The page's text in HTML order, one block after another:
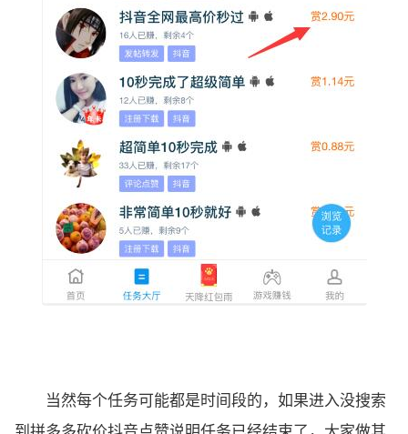
当然每个任务可能都是时间段的，如果进入没搜索